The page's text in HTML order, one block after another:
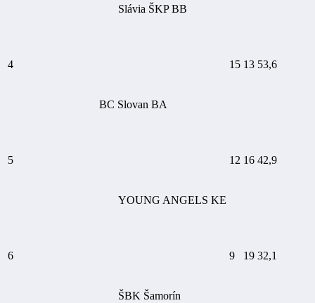
Slávia ŠKP BB
4
BC Slovan BA
15 13 53,6
5
YOUNG ANGELS KE
12 16 42,9
6
ŠBK Šamorín
9 19 32,1